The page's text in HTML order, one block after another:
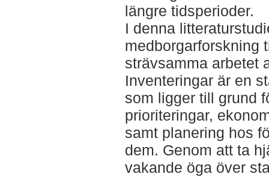
längre tidsperioder.
I denna
medborgarforskning
strävsamma arbetet
Inventeringar är en
som ligger till grund
prioriteringar,
samt planering hos
dem. Genom att ta
vakande öga över